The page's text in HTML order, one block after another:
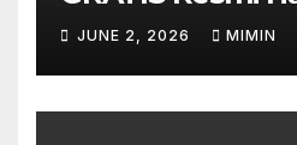
Labschool
JUNE 2, 2026 MIMIN